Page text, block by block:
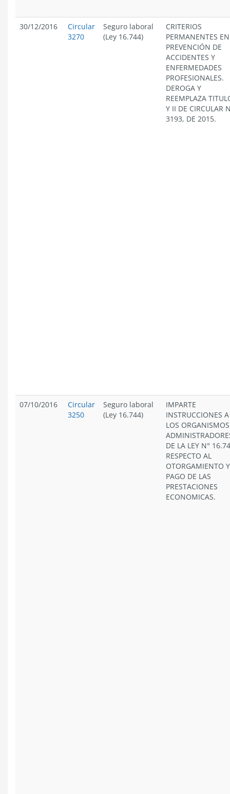
30/12/2016
Circular
3270
Seguro laboral
(Ley 16.744)
CRITERIOS
PERMANENTES EN
PREVENCIÓN DE
ACCIDENTES Y
ENFERMEDADES
PROFESIONALES.
DEROGA Y
REEMPLAZA
Y II DE CIRCULAR
3193, DE 2015.
07/10/2016
Circular
3250
Seguro laboral
(Ley 16.744)
IMPARTE
INSTRUCCIONES A
LOS ORGANISMOS
DE LA LEY N°
RESPECTO AL
OTORGAMIENTO Y
PAGO DE LAS
PRESTACIONES
ECONOMICAS.